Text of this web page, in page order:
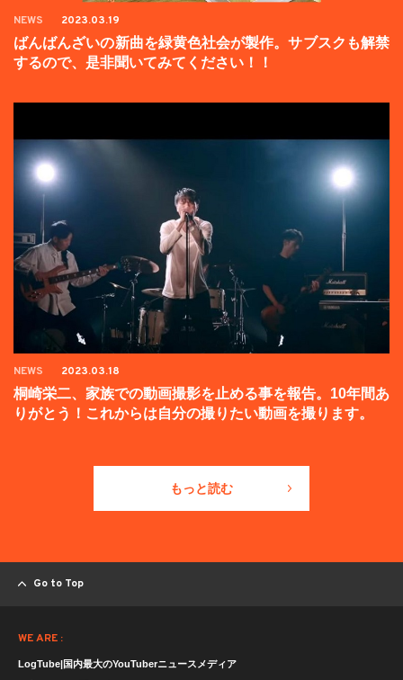
NEWS 2023.03.19
ばんばんざいの新曲を緑黄色社会が製作。サブスクも解禁
するので、是非聞いてみてください！！
NEWS 2023.03.18
桐崎栄二、家族での動画撮影を止める事を報告。10年間あ
りがとう！これからは自分の撮りたい動画を撮ります。
もっと読む
Go to Top
WE ARE :
LogTube|国内最大のYouTuberニュースメディア